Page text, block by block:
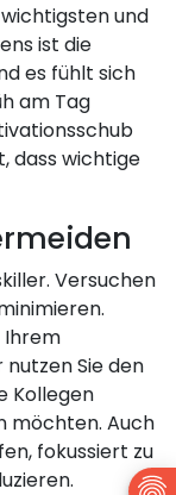
und
ist die
es fühlt sich
am Tag
dass wichtige
Versuchen
Ihrem
Sie den
Kollegen
möchten. Auch
fokussiert zu